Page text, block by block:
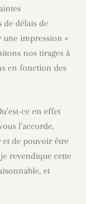
de délais de
impression «
nos tirages à
en fonction des
ce en effet
l’accorde,
et de pouvoir être
revendique cette
et